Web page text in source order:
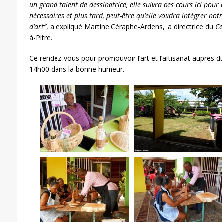
un grand talent de dessinatrice, elle suivra des cours ici pour
nécessaires et plus tard, peut-être qu’elle voudra intégrer
d’art”, a expliqué Martine Céraphe-Ardens, la directrice du
à-Pitre.
Ce rendez-vous pour promouvoir l’art et l’artisanat auprès
14h00 dans la bonne humeur.